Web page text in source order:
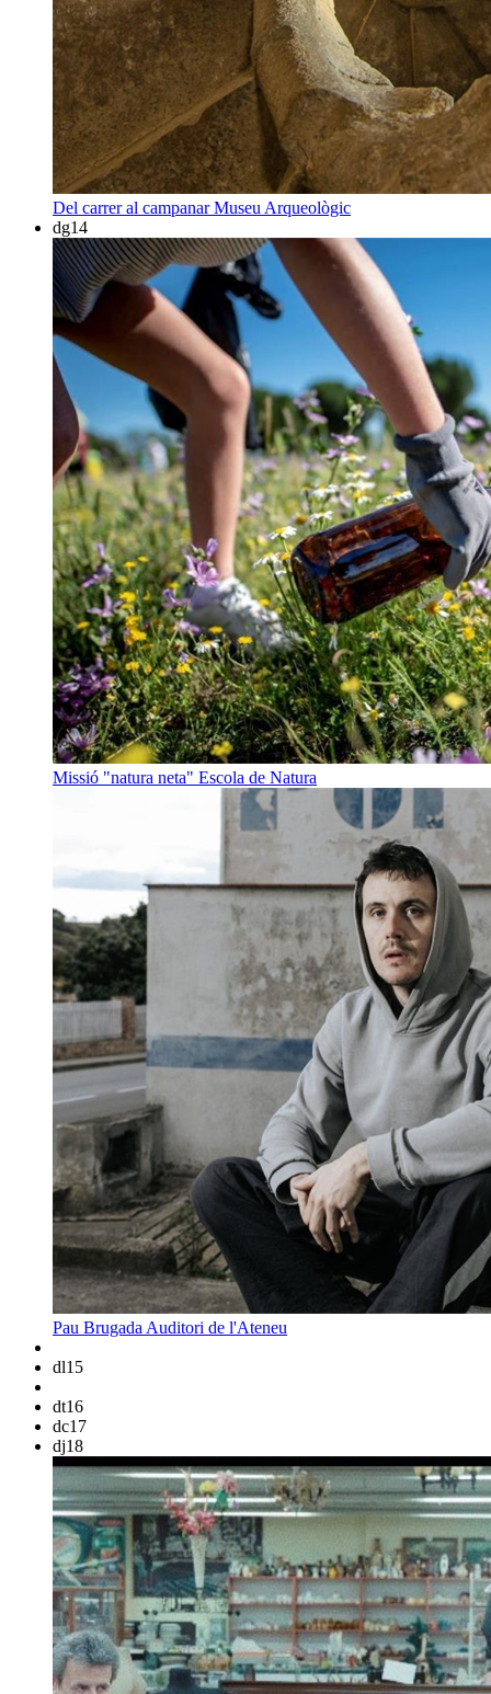
Del carrer al campanar Museu Arqueològic
dg14
Missió "natura neta" Escola de Natura
Pau Brugada Auditori de l'Ateneu
dl15
dt16
dc17
dj18